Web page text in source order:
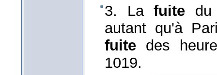
3. Lafuite du
autant qu'à
fuite des
1019.